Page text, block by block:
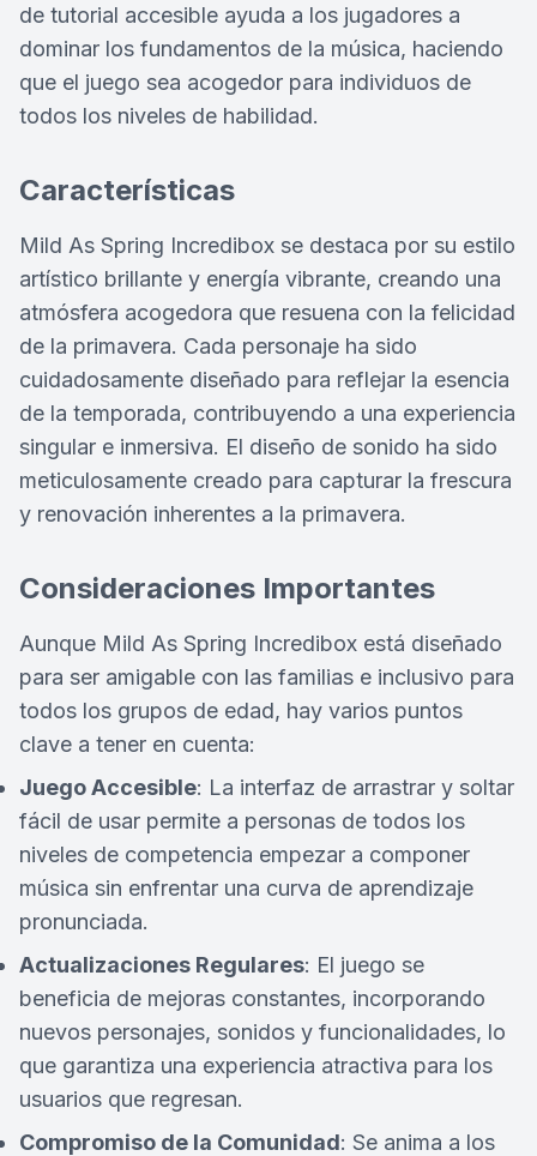
de tutorial accesible ayuda a los jugadores a
dominar los fundamentos de la música, haciendo
que el juego sea acogedor para individuos de
todos los niveles de habilidad.
Características
Mild As Spring Incredibox se destaca por su estilo
artístico brillante y energía vibrante, creando una
atmósfera acogedora que resuena con la felicidad
de la primavera. Cada personaje ha sido
cuidadosamente diseñado para reflejar la esencia
de la temporada, contribuyendo a una experiencia
singular e inmersiva. El diseño de sonido ha sido
meticulosamente creado para capturar la frescura
y renovación inherentes a la primavera.
Consideraciones Importantes
Aunque Mild As Spring Incredibox está diseñado
para ser amigable con las familias e inclusivo para
todos los grupos de edad, hay varios puntos
clave a tener en cuenta:
Juego Accesible: La interfaz de arrastrar y soltar
fácil de usar permite a personas de todos los
niveles de competencia empezar a componer
música sin enfrentar una curva de aprendizaje
pronunciada.
Actualizaciones Regulares: El juego se
beneficia de mejoras constantes, incorporando
nuevos personajes, sonidos y funcionalidades, lo
que garantiza una experiencia atractiva para los
usuarios que regresan.
Compromiso de la Comunidad: Se anima a los